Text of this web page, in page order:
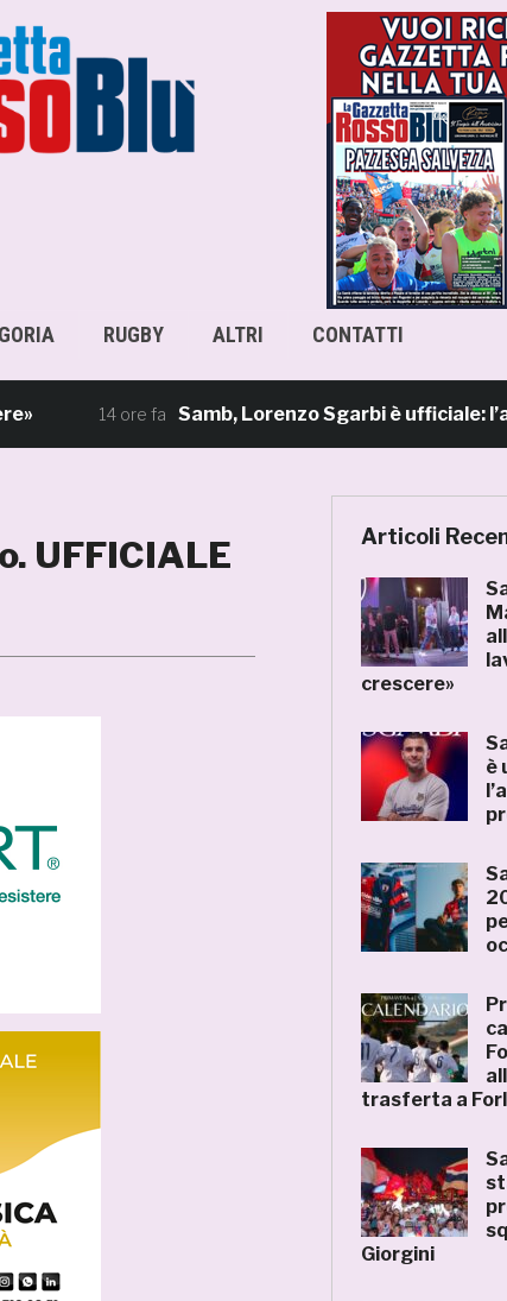
RUGBY ALTRI CONTATTI
14 ore fa Samb, Lorenzo Sgarbi è ufficiale:
UFFICIALE Articoli
crescere»
è
trasferta a
Giorgini